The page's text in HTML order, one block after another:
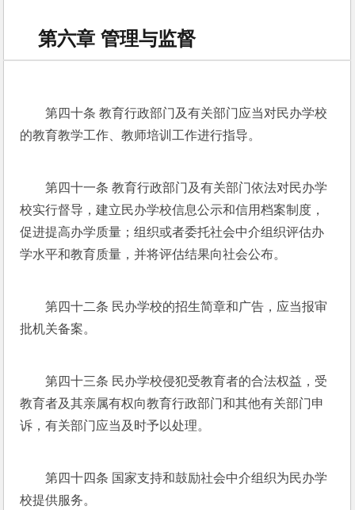
第六章 管理与监督
第四十条 教育行政部门及有关部门应当对民办学校
的教育教学工作、教师培训工作进行指导。
第四十一条 教育行政部门及有关部门依法对民办学
校实行督导，建立民办学校信息公示和信用档案制度，
促进提高办学质量；组织或者委托社会中介组织评估办
学水平和教育质量，并将评估结果向社会公布。
第四十二条 民办学校的招生简章和广告，应当报审
批机关备案。
第四十三条 民办学校侵犯受教育者的合法权益，受
教育者及其亲属有权向教育行政部门和其他有关部门申
诉，有关部门应当及时予以处理。
第四十四条 国家支持和鼓励社会中介组织为民办学
校提供服务。